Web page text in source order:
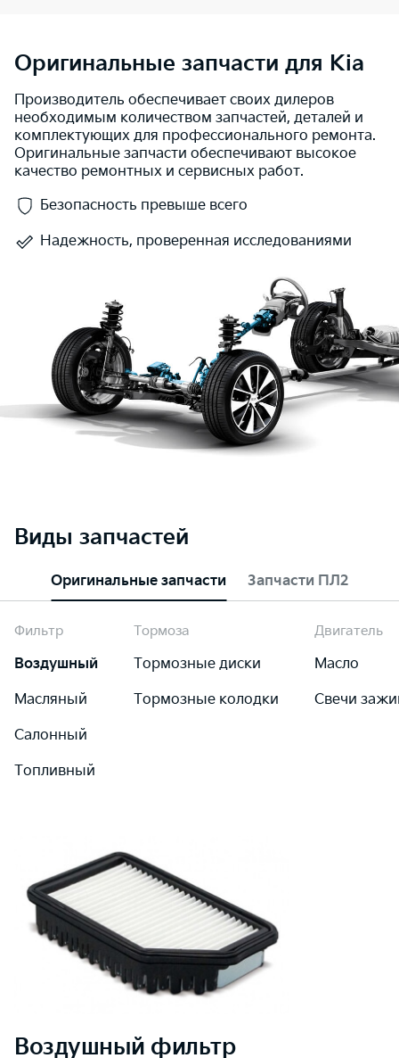
Оригинальные запчасти для Kia
Производитель обеспечивает своих дилеров
необходимым количеством запчастей, деталей и
комплектующих для профессионального ремонта.
Оригинальные запчасти обеспечивают высокое
качество ремонтных и сервисных работ.
Безопасность превыше всего
Надежность, проверенная исследованиями
Виды запчастей
Оригинальные запчасти Запчасти ПЛ2
Фильтр
Воздушный
Масляный
Салонный
Топливный
Тормоза
Тормозные диски
Тормозные колодки
Двигатель
Масло
Свечи
Воздушный фильтр